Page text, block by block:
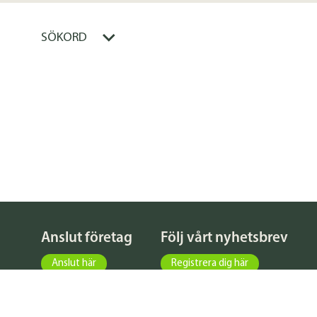
SÖKORD
Anslut företag
Anslut här
Följ vårt nyhetsbrev
Registrera dig här